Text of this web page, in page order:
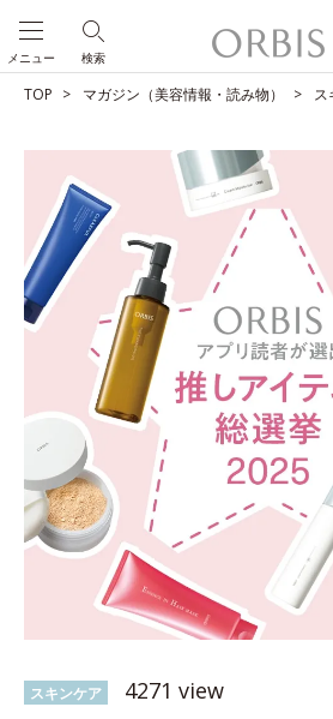
検索
メニュー
TOP マガジン（美容情報・読み物） ス
スキンケア 4271 view